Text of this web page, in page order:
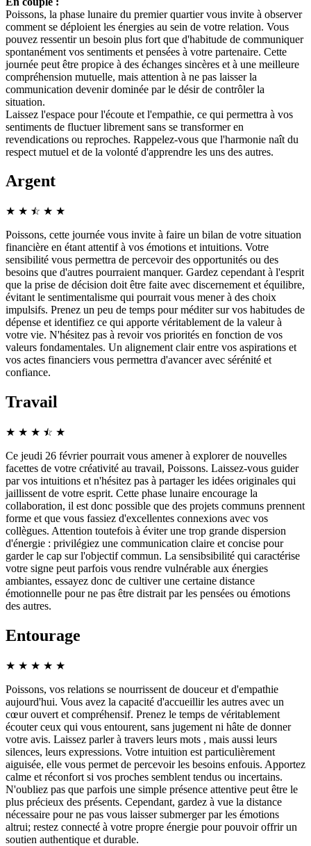
Poissons, la phase lunaire du premier quartier vous invite à observer
comment se déploient les énergies au sein de votre relation. Vous
pouvez ressentir un besoin plus fort que d'habitude de communiquer
spontanément vos sentiments et pensées à votre partenaire. Cette
journée peut être propice à des échanges sincères et à une meilleure
compréhension mutuelle, mais attention à ne pas laisser la
communication devenir dominée par le désir de contrôler la
situation.
Laissez l'espace pour l'écoute et l'empathie, ce qui permettra à vos
sentiments de fluctuer librement sans se transformer en
revendications ou reproches. Rappelez-vous que l'harmonie naît du
respect mutuel et de la volonté d'apprendre les uns des autres.
Argent
★ ★ ☆
★ ★ ★
Poissons, cette journée vous invite à faire un bilan de votre situation
financière en étant attentif à vos émotions et intuitions. Votre
sensibilité vous permettra de percevoir des opportunités ou des
besoins que d'autres pourraient manquer. Gardez cependant à l'esprit
que la prise de décision doit être faite avec discernement et équilibre,
évitant le sentimentalisme qui pourrait vous mener à des choix
impulsifs. Prenez un peu de temps pour méditer sur vos habitudes de
dépense et identifiez ce qui apporte véritablement de la valeur à
votre vie. N'hésitez pas à revoir vos priorités en fonction de vos
valeurs fondamentales. Un alignement clair entre vos aspirations et
vos actes financiers vous permettra d'avancer avec sérénité et
confiance.
Travail
★ ★ ★ ☆
★ ★
Ce jeudi 26 février pourrait vous amener à explorer de nouvelles
facettes de votre créativité au travail, Poissons. Laissez-vous guider
par vos intuitions et n'hésitez pas à partager les idées originales qui
jaillissent de votre esprit. Cette phase lunaire encourage la
collaboration, il est donc possible que des projets communs prennent
forme et que vous fassiez d'excellentes connexions avec vos
collègues. Attention toutefois à éviter une trop grande dispersion
d'énergie : privilégiez une communication claire et concise pour
garder le cap sur l'objectif commun. La sensibsibilité qui caractérise
votre signe peut parfois vous rendre vulnérable aux énergies
ambiantes, essayez donc de cultiver une certaine distance
émotionnelle pour ne pas être distrait par les pensées ou émotions
des autres.
Entourage
★ ★ ★ ★ ★
Poissons, vos relations se nourrissent de douceur et d'empathie
aujourd'hui. Vous avez la capacité d'accueillir les autres avec un
cœur ouvert et compréhensif. Prenez le temps de véritablement
écouter ceux qui vous entourent, sans jugement ni hâte de donner
votre avis. Laissez parler à travers leurs mots , mais aussi leurs
silences, leurs expressions. Votre intuition est particulièrement
aiguisée, elle vous permet de percevoir les besoins enfouis. Apportez
calme et réconfort si vos proches semblent tendus ou incertains.
N'oubliez pas que parfois une simple présence attentive peut être le
plus précieux des présents. Cependant, gardez à vue la distance
nécessaire pour ne pas vous laisser submerger par les émotions
altrui; restez connecté à votre propre énergie pour pouvoir offrir un
soutien authentique et durable.